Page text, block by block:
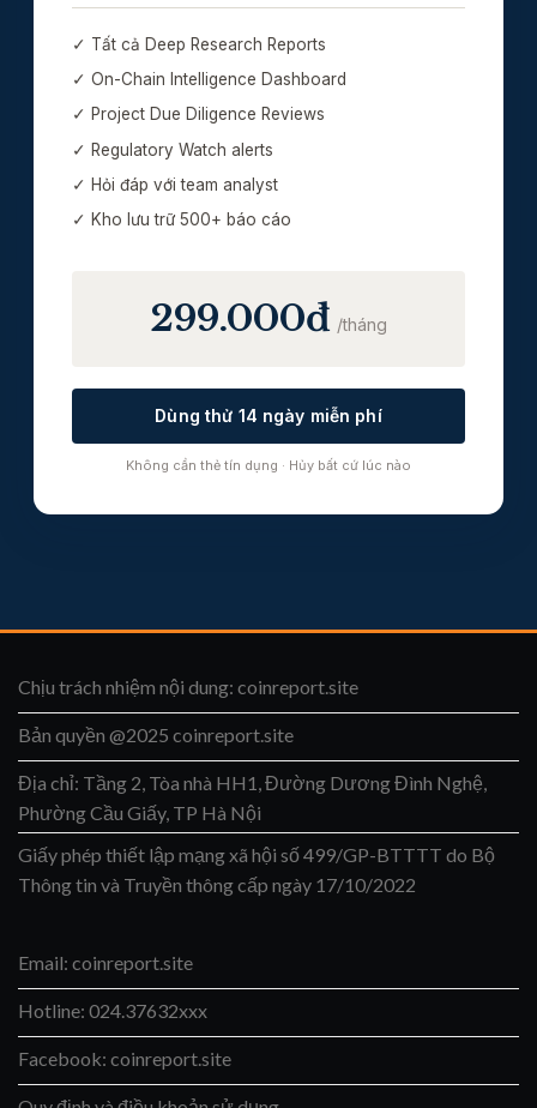
✓ Tất cả Deep Research Reports
✓ On-Chain Intelligence Dashboard
✓ Project Due Diligence Reviews
✓ Regulatory Watch alerts
✓ Hỏi đáp với team analyst
✓ Kho lưu trữ 500+ báo cáo
299.000đ /tháng
Dùng thử 14 ngày miễn phí
Không cần thẻ tín dụng · Hủy bất cứ lúc nào
Chịu trách nhiệm nội dung: coinreport.site
Bản quyền @2025 coinreport.site
Địa chỉ: Tầng 2, Tòa nhà HH1, Đường Dương Đình Nghệ,
Phường Cầu Giấy, TP Hà Nội
Giấy phép thiết lập mạng xã hội số 499/GP-BTTTT do Bộ
Thông tin và Truyền thông cấp ngày 17/10/2022
Email: coinreport.site
Hotline: 024.37632xxx
Facebook: coinreport.site